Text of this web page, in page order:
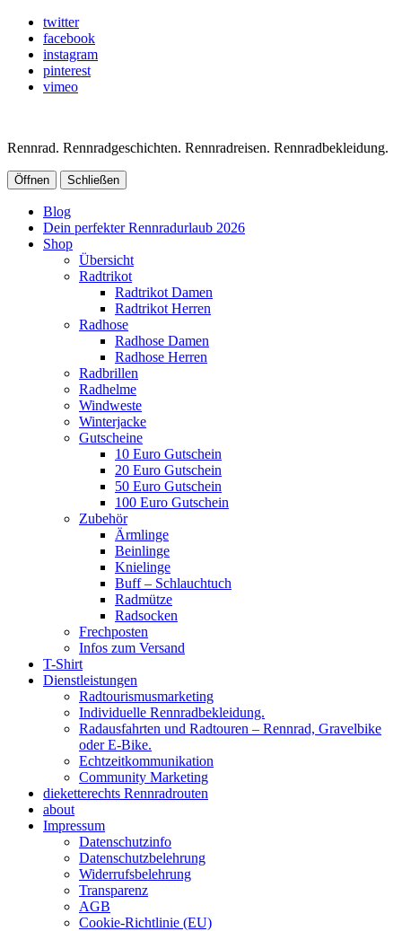
twitter
facebook
instagram
pinterest
vimeo
Rennrad. Rennradgeschichten. Rennradreisen. Rennradbekleidung.
Öffnen Schließen
Blog
Dein perfekter Rennradurlaub 2026
Shop
Übersicht
Radtrikot
Radtrikot Damen
Radtrikot Herren
Radhose
Radhose Damen
Radhose Herren
Radbrillen
Radhelme
Windweste
Winterjacke
Gutscheine
10 Euro Gutschein
20 Euro Gutschein
50 Euro Gutschein
100 Euro Gutschein
Zubehör
Ärmlinge
Beinlinge
Knielinge
Buff – Schlauchtuch
Radmütze
Radsocken
Frechposten
Infos zum Versand
T-Shirt
Dienstleistungen
Radtourismusmarketing
Individuelle Rennradbekleidung.
Radausfahrten und Radtouren – Rennrad, Gravelbike
oder E-Bike.
Echtzeitkommunikation
Community Marketing
dieketterechts Rennradrouten
about
Impressum
Datenschutzinfo
Datenschutzbelehrung
Widerrufsbelehrung
Transparenz
AGB
Cookie-Richtlinie (EU)